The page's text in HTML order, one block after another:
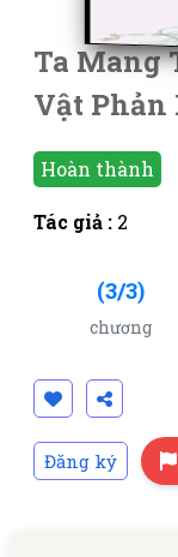
Ta Mang
Vật Phản
Hoàn thành
Tác giả : 2
(3/3)
chương
Đăng ký